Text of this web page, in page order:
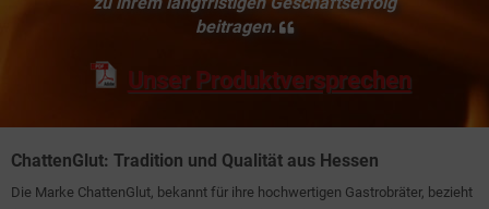
beitragen.
Unser Produktversprechen
ChattenGlut: Tradition und Qualität aus Hessen
Die Marke ChattenGlut, bekannt für ihre hochwertigen Gastrobräter, bezieht